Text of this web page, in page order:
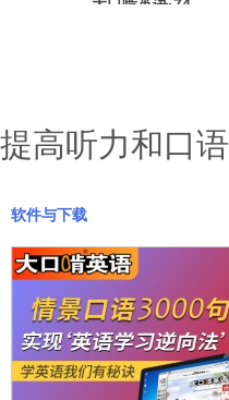
大口啃英语·74
￥208
大口啃英语·58
小时背熟中考大
纲核心90
软件与下载
提高听力和口语